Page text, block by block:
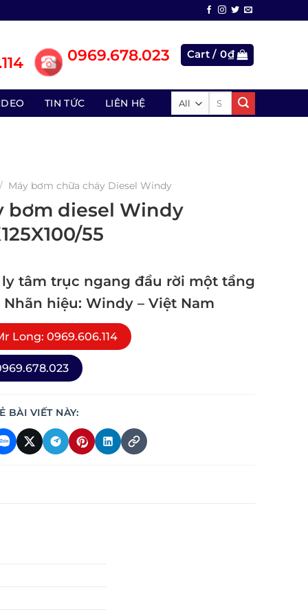
0969.678.023 Cart /0₫
TIN TỨC LIÊN HỆ
/ Máy bơm chữa cháy Diesel Windy
bơm diesel Windy
55
ly tâm trục ngang đầu rời một tầng
hiệu: Windy – Việt Nam
Long: 0969.606.114
BÀI VIẾT NÀY: